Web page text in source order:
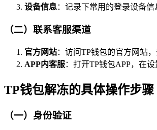
设备信息：记录下常用的登录设备
（二）联系客服渠道
官方网站：访问TP钱包的官方网站
APP内客服：打开TP钱包APP，在
TP钱包解冻的具体操作步骤
（一）身份验证